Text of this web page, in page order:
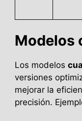
Modelos
Los modelos
versiones
mejorar la
precisión.